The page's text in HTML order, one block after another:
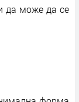
да може да се